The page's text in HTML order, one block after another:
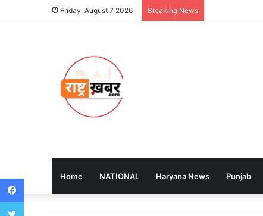
Friday, August 7 2026 Breaking News
Home NATIONAL Haryana News Punjab